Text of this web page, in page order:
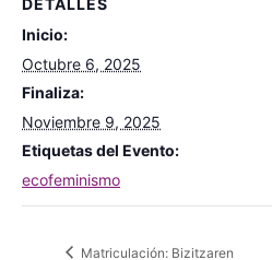
Inicio:
Octubre 6, 2025
Finaliza:
Noviembre 9, 2025
Etiquetas del Evento:
ecofeminismo
Matriculación: Bizitzaren